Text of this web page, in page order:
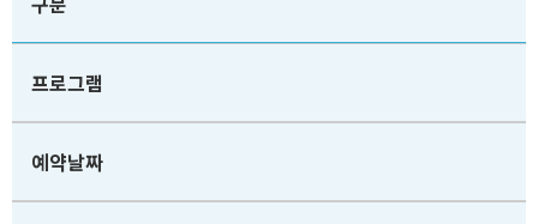
프로그램
예약날짜